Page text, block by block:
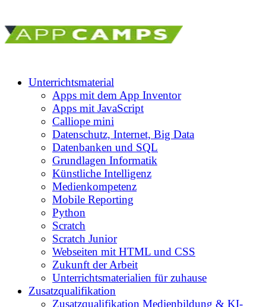
Unterrichtsmaterial
Apps mit dem App Inventor
Apps mit JavaScript
Calliope mini
Datenschutz, Internet, Big Data
Datenbanken und SQL
Grundlagen Informatik
Künstliche Intelligenz
Medienkompetenz
Mobile Reporting
Python
Scratch
Scratch Junior
Webseiten mit HTML und CSS
Zukunft der Arbeit
Unterrichtsmaterialien für zuhause
Zusatzqualifikation
Zusatzqualifikation Medienbildung & KI-